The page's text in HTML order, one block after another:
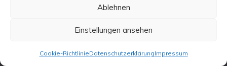
Ablehnen
Einstellungen ansehen
Cookie-RichtlinieDatenschutzerklärungImpressum
sollten sich im hybriden Krieg und bei der Ukrainehilfe
fr.de/meinung/kommentare/drohn